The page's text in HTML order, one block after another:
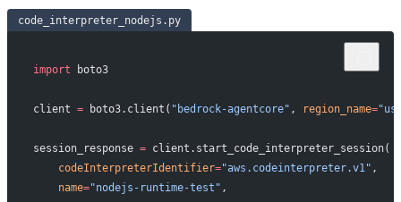
code_interpreter_nodejs.py
import boto3
client = boto3.client( "bedrock-agentcore" , region_name=
session_response = client.start_code_interpreter_session(
    codeInterpreterIdentifier
="aws.codeinterpreter.v1" ,
    name
="nodejs-runtime-test" ,